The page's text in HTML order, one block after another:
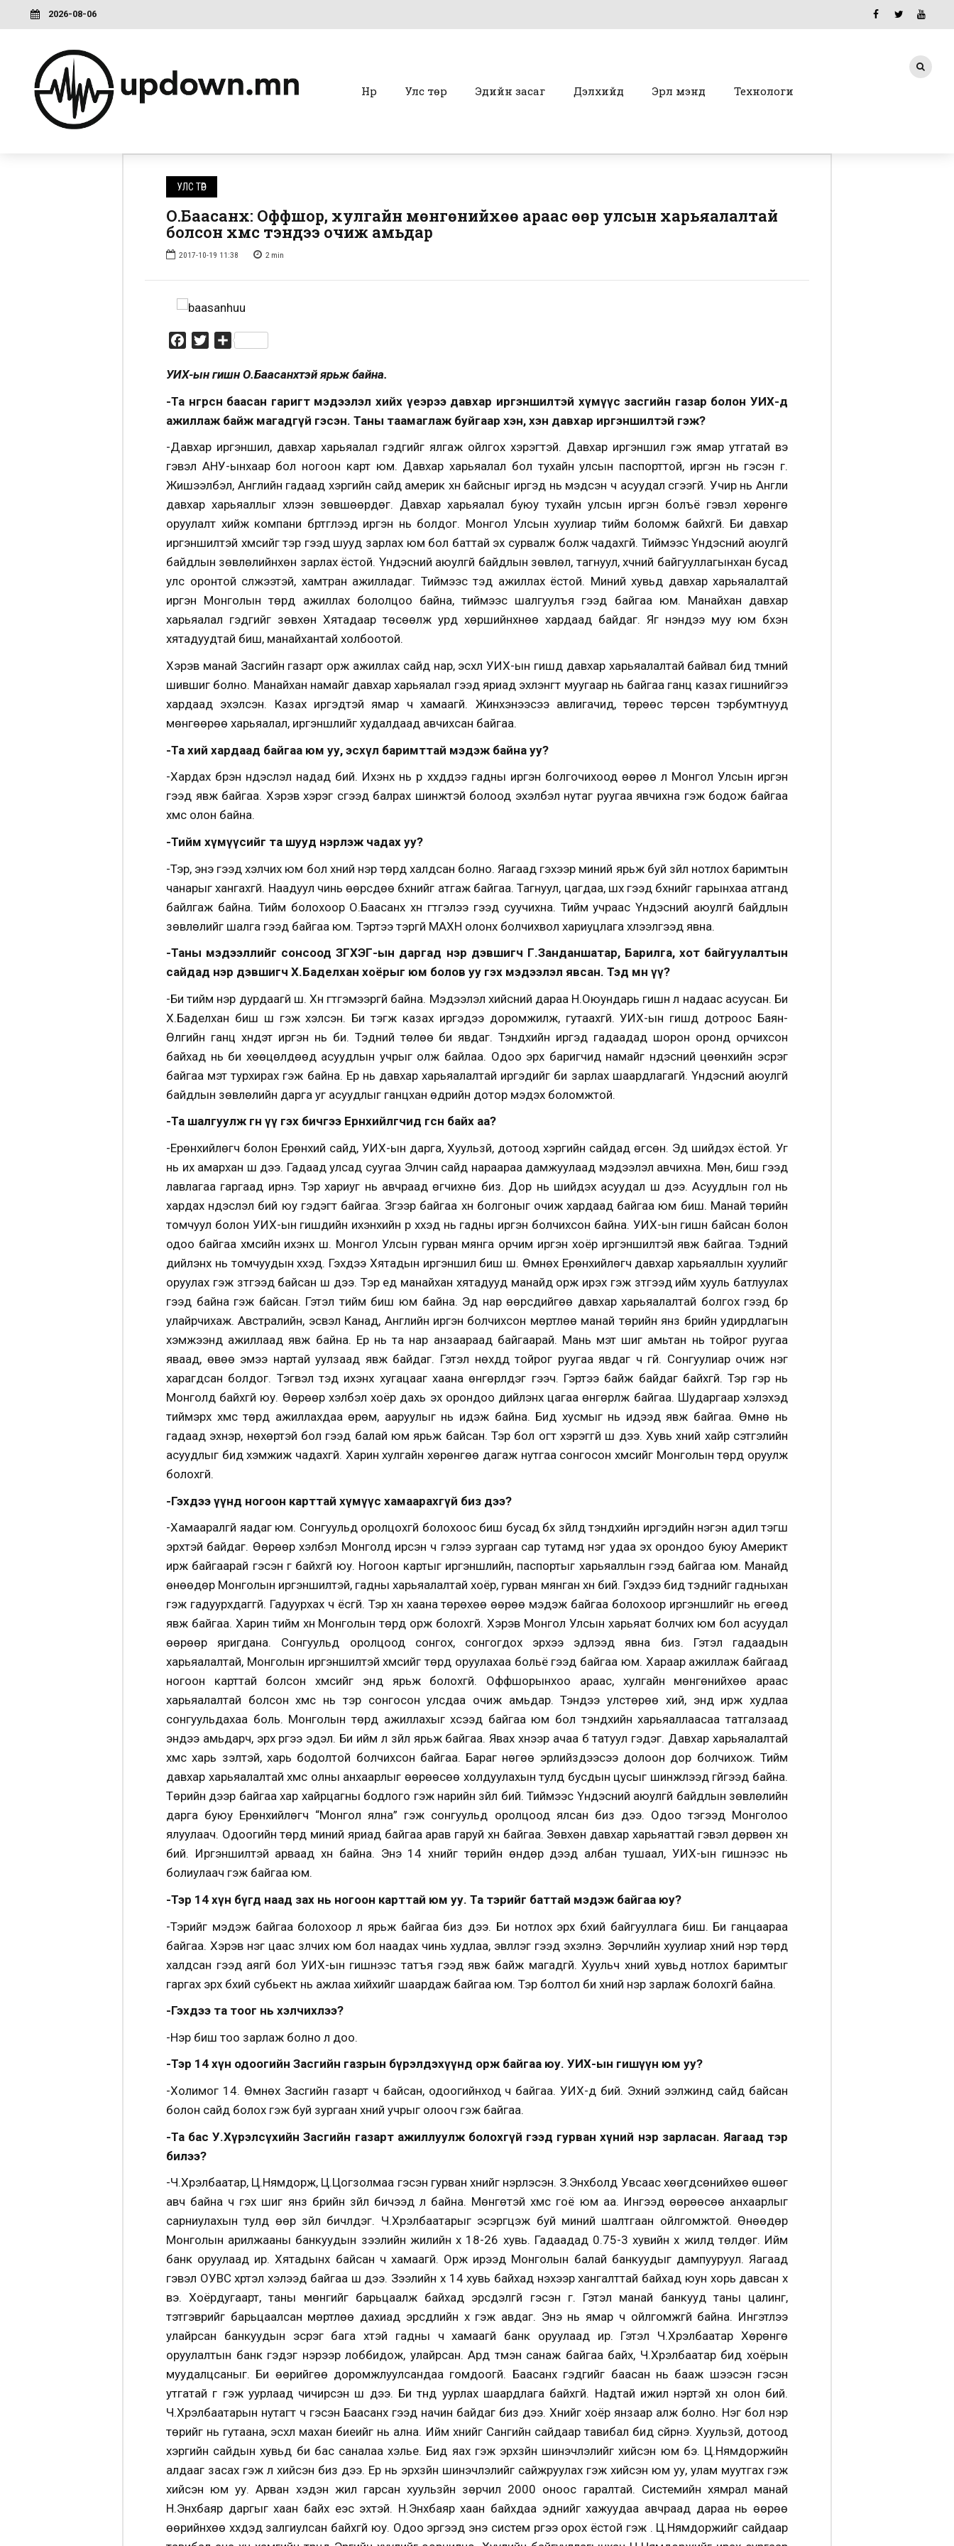
2026-08-06
Нүүр Улс төр Эдийн засаг Дэлхийд Эрүүл мэнд Технологи
УЛС ТӨР
О.Баасанхүү: Оффшор, хулгайн мөнгөнийхөө араас өөр улсын харьяалалтай
болсон хүмүүс тэндээ очиж амьдар
2017-10-19 11:38 2 min
Facebook
TwitterShare
УИХ-ын гишүүн О.Баасанхүүтэй ярьж байна.
-Та өнгөрсөн баасан гаригт мэдээлэл хийх үеэрээ давхар иргэншилтэй хүмүүс засгийн газар болон УИХ-д
ажиллаж байж магадгүй гэсэн. Таны таамаглаж буйгаар хэн, хэн давхар иргэншилтэй гэж?
-Давхар иргэншил, давхар харьяалал гэдгийг ялгаж ойлгох хэрэгтэй. Давхар иргэншил гэж ямар утгатай вэ
гэвэл АНУ-ынхаар бол ногоон карт юм. Давхар харьяалал бол тухайн улсын паспорттой, иргэн нь гэсэн үг.
Жишээлбэл, Английн гадаад хэргийн сайд америк хүн байсныг иргэд нь мэдсэн ч асуудал үүсгээгүй. Учир нь Англи
давхар харьяаллыг хүлээн зөвшөөрдөг. Давхар харьяалал буюу тухайн улсын иргэн болъё гэвэл хөрөнгө
оруулалт хийж компани бүртгүүлээд иргэн нь болдог. Монгол Улсын хуулиар тийм боломж байхгүй. Би давхар
иргэншилтэй хүмүүсийг тэр гээд шууд зарлах юм бол баттай эх сурвалж болж чадахгүй. Тиймээс Үндэсний аюулгүй
байдлын зөвлөлийнхөн зарлах ёстой. Үндэсний аюулгүй байдлын зөвлөл, тагнуул, хүчний байгууллагынхан бусад
улс оронтой сүлжээтэй, хамтран ажилладаг. Тиймээс тэд ажиллах ёстой. Миний хувьд давхар харьяалалтай
иргэн Монголын төрд ажиллах бололцоо байна, тиймээс шалгуулъя гээд байгаа юм. Манайхан давхар
харьяалал гэдгийг зөвхөн Хятадаар төсөөлж урд хөршийнхнөө хардаад байдаг. Яг үнэндээ муу юм бүхэн
хятадуудтай биш, манайхантай холбоотой.
Хэрэв манай Засгийн газарт орж ажиллах сайд нар, эсхүл УИХ-ын гишүүд давхар харьяалалтай байвал бид түмний
шившиг болно. Манайхан намайг давхар харьяалал гээд яриад эхлэнгүүт муугаар нь байгаа ганц казах гишүүнийгээ
хардаад эхэлсэн. Казах иргэдтэй ямар ч хамаагүй. Жинхэнээсээ авлигачид, төрөөс төрсөн тэрбумтнууд
мөнгөөрөө харьяалал, иргэншлийг худалдаад авчихсан байгаа.
-Та хий хардаад байгаа юм уу, эсхүл баримттай мэдэж байна уу?
-Хардах бүрэн үндэслэл надад бий. Ихэнх нь үр хүүхдүүдээ гадны иргэн болгочихоод өөрөө л Монгол Улсын иргэн
гээд явж байгаа. Хэрэв хэрэг үүсгээд балрах шинжтэй болоод эхэлбэл нутаг руугаа явчихна гэж бодож байгаа
хүмүүс олон байна.
-Тийм хүмүүсийг та шууд нэрлэж чадах уу?
-Тэр, энэ гээд хэлчих юм бол хүний нэр төрд халдсан болно. Яагаад гэхээр миний ярьж буй зүйл нотлох баримтын
чанарыг хангахгүй. Наадуул чинь өөрсдөө бүхнийг атгаж байгаа. Тагнуул, цагдаа, шүүх гээд бүхнийг гарынхаа атганд
байлгаж байна. Тийм болохоор О.Баасанхүү хүн гүтгэлээ гээд суучихна. Тийм учраас Үндэсний аюулгүй байдлын
зөвлөлийг шалга гээд байгаа юм. Тэртээ тэргүй МАХН олонх болчихвол хариуцлага хүлээлгээд явна.
-Таны мэдээллийг сонсоод ЗГХЭГ-ын даргад нэр дэвшигч Г.Занданшатар, Барилга, хот байгуулалтын
сайдад нэр дэвшигч Х.Баделхан хоёрыг юм болов уу гэх мэдээлэл явсан. Тэд мөн үү?
-Би тийм нэр дурдаагүй шүү. Хүн гүтгэмээргүй байна. Мэдээлэл хийсний дараа Н.Оюундарь гишүүн л надаас асуусан. Би
Х.Баделхан биш шүү гэж хэлсэн. Би тэгж казах иргэдээ доромжилж, гутаахгүй. УИХ-ын гишүүд дотроос Баян-
Өлгийн ганц хүндэт иргэн нь би. Тэдний төлөө би явдаг. Тэндхийн иргэд гадаадад шорон оронд орчихсон
байхад нь би хөөцөлдөөд асуудлын учрыг олж байлаа. Одоо эрх баригчид намайг үндэсний цөөнхийн эсрэг
байгаа мэт турхирах гэж байна. Ер нь давхар харьяалалтай иргэдийг би зарлах шаардлагагүй. Үндэсний аюулгүй
байдлын зөвлөлийн дарга уг асуудлыг ганцхан өдрийн дотор мэдэх боломжтой.
-Та шалгуулж өгнө үү гэх бичгээ Ерөнхийлөгчид өгсөн байх аа?
-Ерөнхийлөгч болон Ерөнхий сайд, УИХ-ын дарга, Хуульзүй, дотоод хэргийн сайдад өгсөн. Эд шийдэх ёстой. Уг
нь их амархан шүү дээ. Гадаад улсад суугаа Элчин сайд нараараа дамжуулаад мэдээлэл авчихна. Мөн, биш гээд
лавлагаа гаргаад ирнэ. Тэр хариуг нь авчраад өгчихнө биз. Дор нь шийдэх асуудал шүү дээ. Асуудлын гол нь
хардах үндэслэл бий юу гэдэгт байгаа. Зүгээр байгаа хүн болгоныг очиж хардаад байгаа юм биш. Манай төрийн
томчуул болон УИХ-ын гишүүдийн ихэнхийн үр хүүхэд нь гадны иргэн болчихсон байна. УИХ-ын гишүүн байсан болон
одоо байгаа хүмүүсийн ихэнх шүү. Монгол Улсын гурван мянга орчим иргэн хоёр иргэншилтэй явж байгаа. Тэдний
дийлэнх нь томчуудын хүүхэд. Гэхдээ Хятадын иргэншил биш шүү. Өмнөх Ерөнхийлөгч давхар харьяаллын хуулийг
оруулах гэж зүтгээд байсан шүү дээ. Тэр үед манайхан хятадууд манайд орж ирэх гэж зүтгээд ийм хууль батлуулах
гээд байна гэж байсан. Гэтэл тийм биш юм байна. Эд нар өөрсдийгөө давхар харьяалалтай болгох гээд бүр
улайрчихаж. Австралийн, эсвэл Канад, Английн иргэн болчихсон мөртлөө манай төрийн янз бүрийн удирдлагын
хэмжээнд ажиллаад явж байна. Ер нь та нар анзаараад байгаарай. Мань мэт шиг амьтан нь тойрог руугаа
яваад, өвөө эмээ нартай уулзаад явж байдаг. Гэтэл нөхдүүд тойрог руугаа явдаг ч үгүй. Сонгуулиар очиж нэг
харагдсан болдог. Тэгвэл тэд ихэнх хугацааг хаана өнгөрүүлдэг гээч. Гэртээ байж байдаг байхгүй. Тэр гэр нь
Монголд байхгүй юу. Өөрөөр хэлбэл хоёр дахь эх орондоо дийлэнх цагаа өнгөрүүлж байгаа. Шударгаар хэлэхэд
тиймэрхүү хүмүүс төрд ажиллахдаа өрөм, ааруулыг нь идэж байна. Бид хусмыг нь идээд явж байгаа. Өмнө нь
гадаад эхнэр, нөхөртэй бол гээд балай юм ярьж байсан. Тэр бол огт хэрэггүй шүү дээ. Хувь хүний хайр сэтгэлийн
асуудлыг бид хэмжиж чадахгүй. Харин хулгайн хөрөнгөө дагаж нутгаа сонгосон хүмүүсийг Монголын төрд оруулж
болохгүй.
-Гэхдээ үүнд ногоон карттай хүмүүс хамаарахгүй биз дээ?
-Хамааралгүй яадаг юм. Сонгуульд оролцохгүй болохоос биш бусад бүх зүйлд тэндхийн иргэдийн нэгэн адил тэгш
эрхтэй байдаг. Өөрөөр хэлбэл Монголд ирсэн ч гэлээ зургаан сар тутамд нэг удаа эх орондоо буюу Америкт
ирж байгаарай гэсэн үг байхгүй юу. Ногоон картыг иргэншлийн, паспортыг харьяаллын гээд байгаа юм. Манайд
өнөөдөр Монголын иргэншилтэй, гадны харьяалалтай хоёр, гурван мянган хүн бий. Гэхдээ бид тэднийг гадныхан
гэж гадуурхдаггүй. Гадуурхах ч ёсгүй. Тэр хүн хаана төрөхөө өөрөө мэдэж байгаа болохоор иргэншлийг нь өгөөд
явж байгаа. Харин тийм хүн Монголын төрд орж болохгүй. Хэрэв Монгол Улсын харьяат болчих юм бол асуудал
өөрөөр яригдана. Сонгуульд оролцоод сонгох, сонгогдох эрхээ эдлээд явна биз. Гэтэл гадаадын
харьяалалтай, Монголын иргэншилтэй хүмүүсийг төрд оруулахаа больё гээд байгаа юм. Хараар ажиллаж байгаад
ногоон карттай болсон хүмүүсийг энд ярьж болохгүй. Оффшорынхоо араас, хулгайн мөнгөнийхөө араас
харьяалалтай болсон хүмүүс нь тэр сонгосон улсдаа очиж амьдар. Тэндээ улстөрөө хий, энд ирж худлаа
сонгуульдахаа боль. Монголын төрд ажиллахыг хүсээд байгаа юм бол тэндхийн харьяаллаасаа татгалзаад
эндээ амьдарч, эрх үүргээ эдэл. Би ийм л зүйл ярьж байгаа. Явах хүнээр ачаа бүү татуул гэдэг. Давхар харьяалалтай
хүмүүс харь үзэлтэй, харь бодолтой болчихсон байгаа. Бараг нөгөө эрлийзүүдээсээ долоон дор болчихож. Тийм
давхар харьяалалтай хүмүүс олны анхаарлыг өөрөөсөө холдуулахын тулд бусдын цусыг шинжлээд гүйгээд байна.
Төрийн дээр байгаа хар хайрцагны бодлого гэж нарийн зүйл бий. Тиймээс Үндэсний аюулгүй байдлын зөвлөлийн
дарга буюу Ерөнхийлөгч “Монгол ялна” гэж сонгуульд оролцоод ялсан биз дээ. Одоо тэгээд Монголоо
ялуулаач. Одоогийн төрд миний яриад байгаа арав гаруй хүн байгаа. Зөвхөн давхар харьяаттай гэвэл дөрвөн хүн
бий. Иргэншилтэй арваад хүн байна. Энэ 14 хүнийг төрийн өндөр дээд албан тушаал, УИХ-ын гишүүнээс нь
болиулаач гэж байгаа юм.
-Тэр 14 хүн бүгд наад зах нь ногоон карттай юм уу. Та тэрийг баттай мэдэж байгаа юу?
-Тэрийг мэдэж байгаа болохоор л ярьж байгаа биз дээ. Би нотлох эрх бүхий байгууллага биш. Би ганцаараа
байгаа. Хэрэв нэг цаас үзүүлчих юм бол наадах чинь худлаа, эвлүүлэг гээд эхэлнэ. Зөрчлийн хуулиар хүний нэр төрд
халдсан гээд аягүй бол УИХ-ын гишүүнээс татъя гээд явж байж магадгүй. Хуульч хүний хувьд нотлох баримтыг
гаргах эрх бүхий субьект нь ажлаа хийхийг шаардаж байгаа юм. Тэр болтол би хүний нэр зарлаж болохгүй байна.
-Гэхдээ та тоог нь хэлчихлээ?
-Нэр биш тоо зарлаж болно л доо.
-Тэр 14 хүн одоогийн Засгийн газрын бүрэлдэхүүнд орж байгаа юу. УИХ-ын гишүүн юм уу?
-Холимог 14. Өмнөх Засгийн газарт ч байсан, одоогийнход ч байгаа. УИХ-д бий. Эхний ээлжинд сайд байсан
болон сайд болох гэж буй зургаан хүний учрыг олооч гэж байгаа.
-Та бас У.Хүрэлсүхийн Засгийн газарт ажиллуулж болохгүй гээд гурван хүний нэр зарласан. Яагаад тэр
билээ?
-Ч.Хүрэлбаатар, Ц.Нямдорж, Ц.Цогзолмаа гэсэн гурван хүнийг нэрлэсэн. З.Энхболд Увсаас хөөгдсөнийхөө өшөөг
авч байна ч гэх шиг янз бүрийн зүйл бичээд л байна. Мөнгөтэй хүмүүс гоё юм аа. Ингээд өөрөөсөө анхаарлыг
сарниулахын тулд өөр зүйл бичүүлдэг. Ч.Хүрэлбаатарыг эсэргүүцэж буй миний шалтгаан ойлгомжтой. Өнөөдөр
Монголын арилжааны банкуудын зээлийн жилийн хүү 18-26 хувь. Гадаадад 0.75-3 хувийн хүү жилд төлдөг. Ийм
банк оруулаад ир. Хятадынх байсан ч хамаагүй. Орж ирээд Монголын балай банкуудыг дампууруул. Яагаад
гэвэл ОУВС хүртэл хэлээд байгаа шүү дээ. Зээлийн хүү 14 хувь байхад үнэхээр хангалттай байхад юун хорь давсан хүү
вэ. Хоёрдугаарт, таны мөнгийг барьцаалж байхад эрсдэлгүй гэсэн үг. Гэтэл манай банкууд таны цалинг,
тэтгэврийг барьцаалсан мөртлөө дахиад эрсдлийн хүү гэж авдаг. Энэ нь ямар ч ойлгомжгүй байна. Ингэтлээ
улайрсан банкуудын эсрэг бага хүүтэй гадны ч хамаагүй банк оруулаад ир. Гэтэл Ч.Хүрэлбаатар Хөрөнгө
оруулалтын банк гэдэг нэрээр лоббидож, улайрсан. Ард түмэн санаж байгаа байх, Ч.Хүрэлбаатар бид хоёрын
муудалцсаныг. Би өөрийгөө доромжлуулсандаа гомдоогүй. Баасанхүү гэдгийг баасан нь бааж шээсэн гэсэн
утгатай үг гэж уурлаад чичирсэн шүү дээ. Би түүнд уурлах шаардлага байхгүй. Надтай ижил нэртэй хүн олон бий.
Ч.Хүрэлбаатарын нутагт ч гэсэн Баасанхүү гээд начин байдаг биз дээ. Хүнийг хоёр янзаар алж болно. Нэг бол нэр
төрийг нь гутаана, эсхүл махан биеийг нь ална. Ийм хүнийг Сангийн сайдаар тавибал бид сүйрнэ. Хуульзүй, дотоод
хэргийн сайдын хувьд би бас саналаа хэлье. Бид яах гэж эрхзүйн шинэчлэлийг хийсэн юм бэ. Ц.Нямдоржийн
алдааг засах гэж л хийсэн биз дээ. Ер нь эрхзүйн шинэчлэлийг сайжруулах гэж хийсэн юм уу, улам муутгах гэж
хийсэн юм уу. Арван хэдэн жил гарсан хуульзүйн зөрчил 2000 оноос гаралтай. Системийн хямрал манай
Н.Энхбаяр даргыг хаан байх үеэс эхтэй. Н.Энхбаяр хаан байхдаа эднийг хажуудаа авчраад дараа нь өөрөө
өөрийнхөө хүүхдэд залгиулсан байхгүй юу. Одоо эргээд энэ систем рүүгээ орох ёстой гэж үү. Ц.Нямдоржийг сайдаар